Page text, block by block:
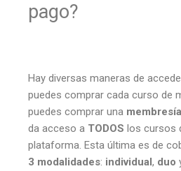
pago?
Hay diversas maneras de
puedes comprar cada curso de
puedes comprar una
da acceso a TODOS los cursos
plataforma. Esta última es de
3 modalidades: individual, duo